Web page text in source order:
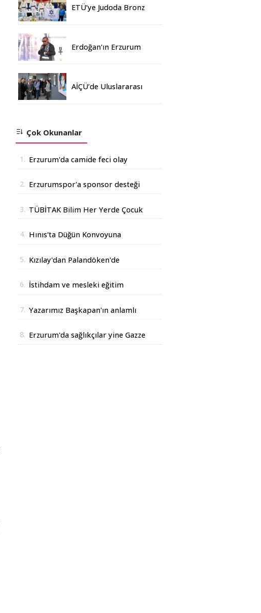
ETÜ’ye Judoda Bronz
Erdoğan'ın Erzurum
rekoru kırıldı
AİÇÜ’de Uluslararası
Açıldı
Çok Okunanlar
1. Erzurum'da camide feci olay
2. Erzurumspor'a sponsor desteği
3. TÜBİTAK Bilim Her Yerde Çocuk
4. Hınıs'ta Düğün Konvoyuna
5. Kızılay'dan Palandöken'de
6. İstihdam ve mesleki eğitim
7. Yazarımız Başkapan'ın anlamlı
8. Erzurum'da sağlıkçılar yine Gazze